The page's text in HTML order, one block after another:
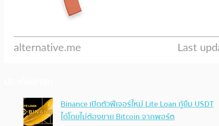
Binance เปิดตัวฟีเจอร์ใหม่ Lite Loan กู้ยืม USDT
ได้โดยไม่ต้องขาย Bitcoin จากพอร์ต